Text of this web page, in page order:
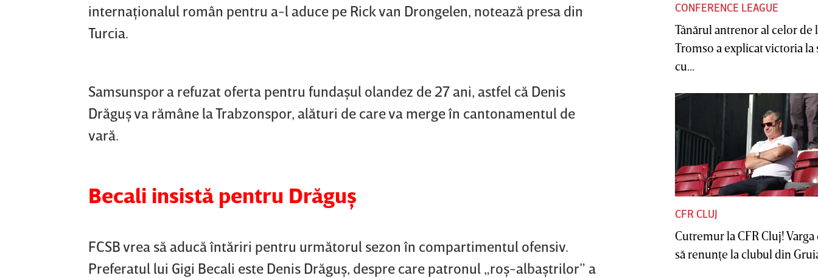
internaţionalul român pentru a-l aduce pe Rick van Drongelen, notează presa din
Turcia.
Samsunspor a refuzat oferta pentru fundaşul olandez de 27 ani, astfel că Denis
Drăguş va rămâne la Trabzonspor, alături de care va merge în cantonamentul de
vară.
Becali insistă pentru Drăguş
FCSB vrea să aducă întăriri pentru următorul sezon în compartimentul ofensiv.
Preferatul lui Gigi Becali este Denis Drăguş, despre care patronul „roş-albaştrilor” a
CONFERENCE LEAGUE
Tânărul antrenor al celor de
Tromso a explicat victoria la
cu...
CFR CLUJ
Cutremur la CFR Cluj! Varga
să renunţe la clubul din